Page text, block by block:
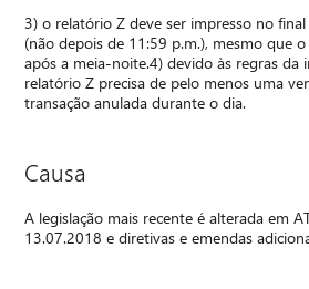
3) o relatório Z deve ser impresso no
(não depois de 11:59 p.m.), mesmo que
após a meia-noite.4) devido às regras da
relatório Z precisa de pelo menos uma
transação anulada durante o dia.
Causa
A legislação mais recente é alterada em
13.07.2018 e diretivas e emendas